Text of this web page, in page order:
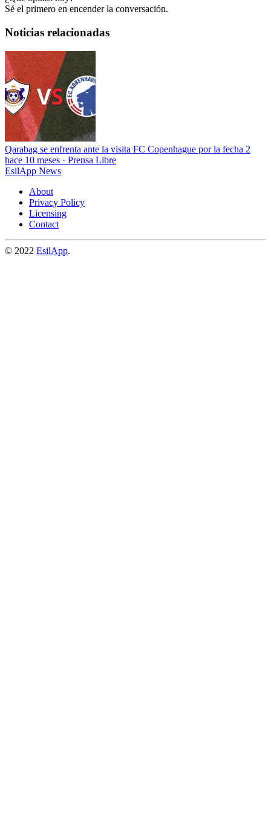
Sé el primero en encender la conversación.
Noticias relacionadas
Qarabag se enfrenta ante la visita FC Copenhague por la fecha 2
hace 10 meses · Prensa Libre
EsilApp News
About
Privacy Policy
Licensing
Contact
© 2022 EsilApp.